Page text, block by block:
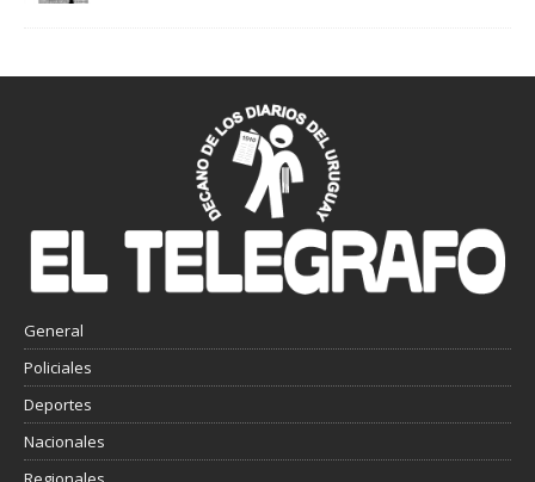
General
Policiales
Deportes
Nacionales